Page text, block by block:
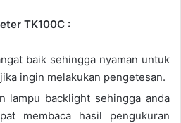
TK100C :
baik sehingga nyaman untuk
ingin melakukan pengetesan.
lampu backlight sehingga anda
membaca hasil pengukuran